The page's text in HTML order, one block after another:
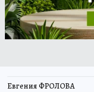
Евгения ФРОЛОВА